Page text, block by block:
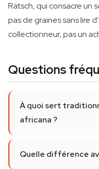
Rätsch, qui consacre un
pas de graines sans lire
collectionneur, pas un
Questions
À quoi sert
africana ?
Quelle différence